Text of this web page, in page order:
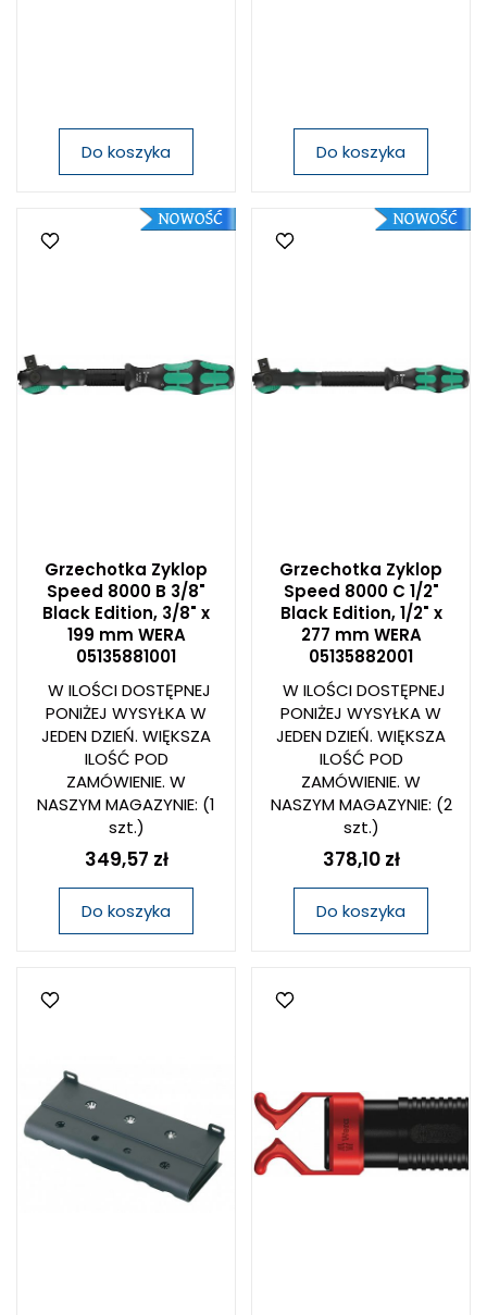
Do koszyka Do koszyka
Grzechotka Zyklop
Speed 8000 B 3/8"
Black Edition, 3/8" x
199 mm WERA
05135881001
W ILOŚCI DOSTĘPNEJ
PONIŻEJ WYSYŁKA W
JEDEN DZIEŃ. WIĘKSZA
ILOŚĆ POD
ZAMÓWIENIE. W
NASZYM MAGAZYNIE: (1
szt.)
349,57 zł
Do koszyka
Grzechotka Zyklop
Speed 8000 C 1/2"
Black Edition, 1/2" x
277 mm WERA
05135882001
W ILOŚCI DOSTĘPNEJ
PONIŻEJ WYSYŁKA W
JEDEN DZIEŃ. WIĘKSZA
ILOŚĆ POD
ZAMÓWIENIE. W
NASZYM MAGAZYNIE: (2
szt.)
378,10 zł
Do koszyka